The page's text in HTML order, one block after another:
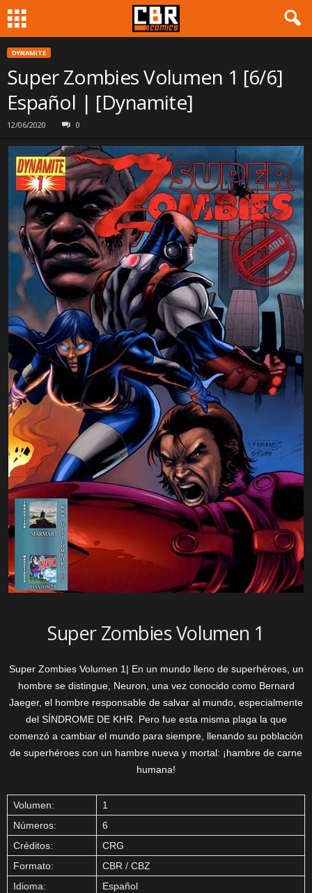
DYNAMITE
Super Zombies Volumen 1 [6/6]
Español | [Dynamite]
12/06/2020 0
Super Zombies Volumen 1
Super Zombies Volumen 1| En un mundo lleno de superhéroes, un
hombre se distingue, Neuron, una vez conocido como Bernard
Jaeger, el hombre responsable de salvar al mundo, especialmente
del SÍNDROME DE KHR. Pero fue esta misma plaga la que
comenzó a cambiar el mundo para siempre, llenando su población
de superhéroes con un hambre nueva y mortal: ¡hambre de carne
humana!
Volumen:
1
Números:
6
Créditos:
CRG
Formato:
CBR / CBZ
Idioma:
Español